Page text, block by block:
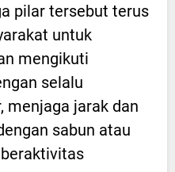
pilar tersebut terus
untuk
mengikuti
selalu
menjaga jarak dan
sabun atau